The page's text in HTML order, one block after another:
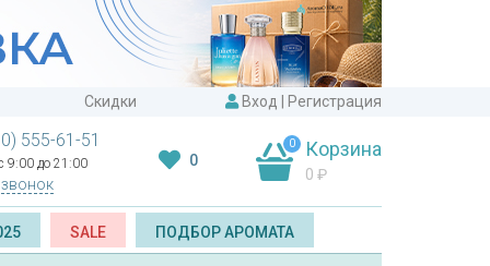
Скидки Вход Регистрация
555-61-51
9:00 до 21:00 0
0 Корзина
0 ₽
SALE ПОДБОР АРОМАТА